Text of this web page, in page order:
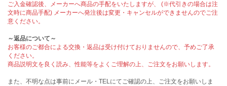
ご入金確認後、メーカーへ商品の手配をいたしますが、 (※代引きの場合は注
文時に商品手配) メーカーへ発注後は変更・キャンセルができませんのでご注
意ください。
～返品について～
お客様のご都合による交換・返品は受け付けておりませんので、予めご了承
ください。
商品説明文を良く読み、性能等をよくご理解の上、ご注文をお願いします。
また、不明な点は事前にメール・TELにてご確認の上、ご注文をお願いしま